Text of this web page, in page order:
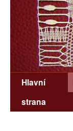
Hlavní
strana